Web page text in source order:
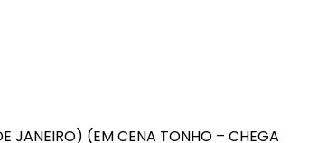
(EM CENA TONHO – CHEGA